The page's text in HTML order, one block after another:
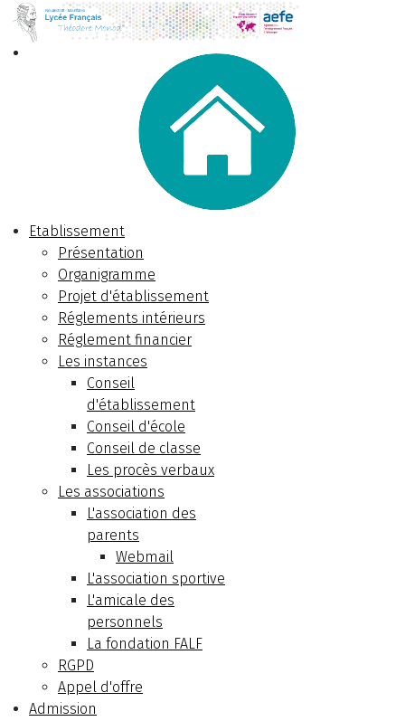
Etablissement
Présentation
Organigramme
Projet d'établissement
Réglements intérieurs
Réglement financier
Les instances
Conseil
d'établissement
Conseil d'école
Conseil de classe
Les procès verbaux
Les associations
L'association des
parents
Webmail
L'association sportive
L'amicale des
personnels
La fondation FALF
RGPD
Appel d'offre
Admission